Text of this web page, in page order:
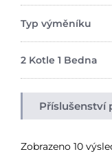
Typ výměníku
2 Kotle 1 Bedna
Příslušenství
Zobrazeno 10